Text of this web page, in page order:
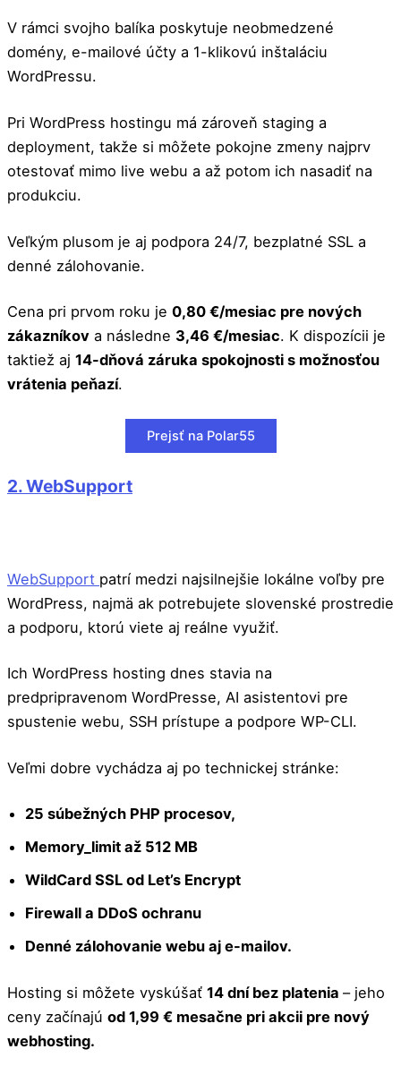
V rámci svojho balíka poskytuje neobmedzené
domény, e-mailové účty a 1-klikovú inštaláciu
WordPressu.
Pri WordPress hostingu má zároveň staging a
deployment, takže si môžete pokojne zmeny najprv
otestovať mimo live webu a až potom ich nasadiť na
produkciu.
Veľkým plusom je aj podpora 24/7, bezplatné SSL a
denné zálohovanie.
Cena pri prvom roku je 0,80 €/mesiac pre nových
zákazníkov a následne 3,46 €/mesiac. K dispozícii je
taktiež aj 14-dňová záruka spokojnosti s možnosťou
vrátenia peňazí.
Prejsť na Polar55
2. WebSupport
WebSupport patrí medzi najsilnejšie lokálne voľby pre
WordPress, najmä ak potrebujete slovenské prostredie
a podporu, ktorú viete aj reálne využiť.
Ich WordPress hosting dnes stavia na
predpripravenom WordPresse, AI asistentovi pre
spustenie webu, SSH prístupe a podpore WP-CLI.
Veľmi dobre vychádza aj po technickej stránke:
25 súbežných PHP procesov,
Memory_limit až 512 MB
WildCard SSL od Let’s Encrypt
Firewall a DDoS ochranu
Denné zálohovanie webu aj e-mailov.
Hosting si môžete vyskúšať 14 dní bez platenia – jeho
ceny začínajú od 1,99 € mesačne pri akcii pre nový
webhosting.